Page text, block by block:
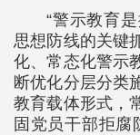
“警示教育
思想防线的关键
化、常态化警示
断优化分层分类
教育载体形式，
固党员干部拒腐